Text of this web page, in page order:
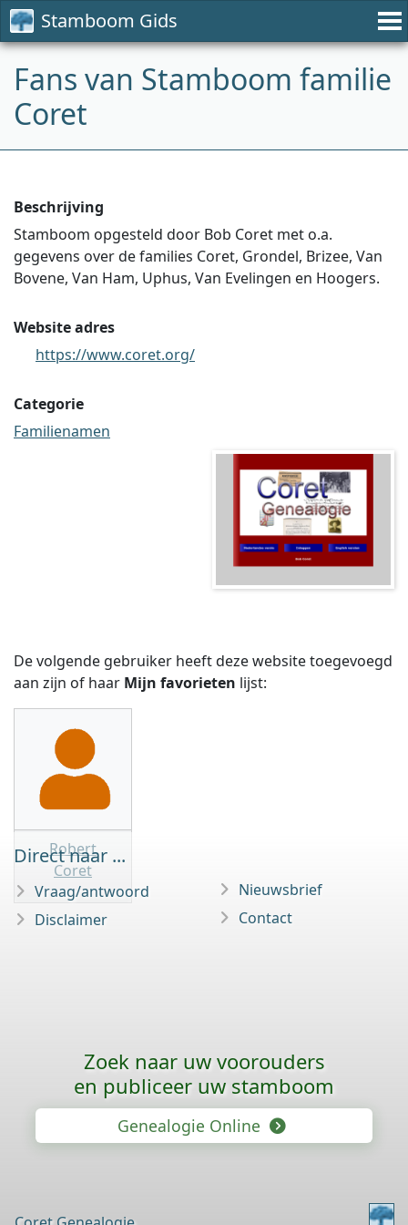
Stamboom Gids
Fans van Stamboom familie
Coret
Beschrijving
Stamboom opgesteld door Bob Coret met o.a.
gegevens over de families Coret, Grondel, Brizee, Van
Bovene, Van Ham, Uphus, Van Evelingen en Hoogers.
Website adres
https://www.coret.org/
Categorie
Familienamen
De volgende gebruiker heeft deze website toegevoegd
aan zijn of haar Mijn favorieten lijst:
Robert
Coret
Direct naar ...
Vraag/antwoord
Disclaimer
Nieuwsbrief
Contact
Zoek naar uw voorouders
en publiceer uw stamboom
Genealogie Online